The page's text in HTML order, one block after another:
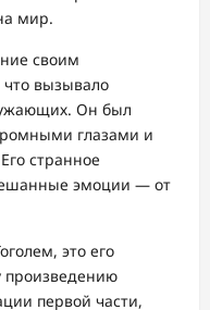
мир.
своим
вызывало
Он был
глазами и
странное
эмоции — от
это его
произведению
первой части,